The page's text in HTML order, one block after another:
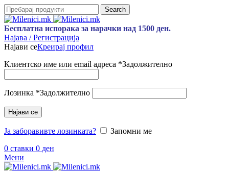
Search
Бесплатна испорака за нарачки над 1500 ден.
Најава / Регистрација
Најави сеКреирај профил
Клиентско име или email адреса *Задолжително
Лозинка *Задолжително
Најави се
Ја заборавивте лозинката?
Запомни ме
0 ставки 0 ден
Мени